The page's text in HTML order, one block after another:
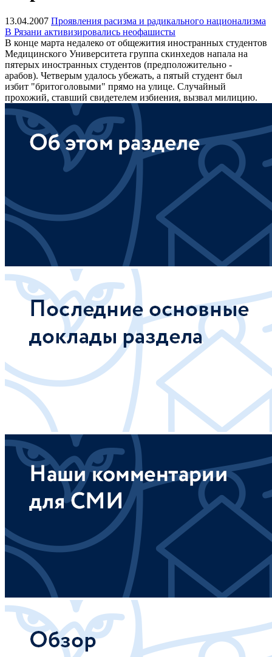
13.04.2007 Проявления расизма и радикального национализма
В Рязани активизировались неофашисты
В конце марта недалеко от общежития иностранных студентов
Медицинского Университета группа скинхедов напала на
пятерых иностранных студентов (предположительно -
арабов). Четверым удалось убежать, а пятый студент был
избит "бритоголовыми" прямо на улице. Случайный
прохожий, ставший свидетелем избиения, вызвал милицию.